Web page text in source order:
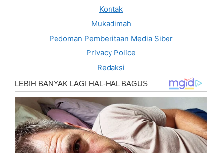
Kontak
Mukadimah
Pedoman Pemberitaan Media Siber
Privacy Police
Redaksi